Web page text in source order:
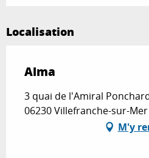
Localisation
Alma
3 quai de l'Amiral
06230 Villefranche-sur-Mer
M'y